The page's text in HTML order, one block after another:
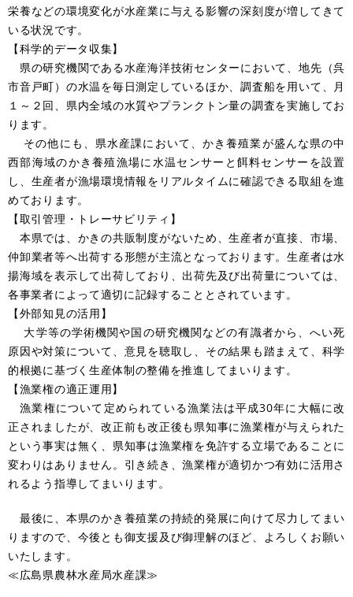
栄養などの環境変化が水産業に与える影響の深刻度が増してきて
いる状況です。
【科学的データ収集】
県の研究機関である水産海洋技術センターにおいて、地先（呉
市音戸町）の水温を毎日測定しているほか、調査船を用いて、月
１～２回、県内全域の水質やプランクトン量の調査を実施してお
ります。
その他にも、県水産課において、かき養殖業が盛んな県の中
西部海域のかき養殖漁場に水温センサーと餌料センサーを設置
し、生産者が漁場環境情報をリアルタイムに確認できる取組を進
めております。
【取引管理・トレーサビリティ】
本県では、かきの共販制度がないため、生産者が直接、市場、
仲卸業者等へ出荷する形態が主流となっております。生産者は水
揚海域を表示して出荷しており、出荷先及び出荷量については、
各事業者によって適切に記録することとされています。
【外部知見の活用】
大学等の学術機関や国の研究機関などの有識者から、へい死
原因や対策について、意見を聴取し、その結果も踏まえて、科学
的根拠に基づく生産体制の整備を推進してまいります。
【漁業権の適正運用】
漁業権について定められている漁業法は平成30年に大幅に改
正されましたが、改正前も改正後も県知事に漁業権が与えられた
という事実は無く、県知事は漁業権を免許する立場であることに
変わりはありません。引き続き、漁業権が適切かつ有効に活用さ
れるよう指導してまいります。
最後に、本県のかき養殖業の持続的発展に向けて尽力してまい
りますので、今後とも御支援及び御理解のほど、よろしくお願い
いたします。
≪広島県農林水産局水産課≫